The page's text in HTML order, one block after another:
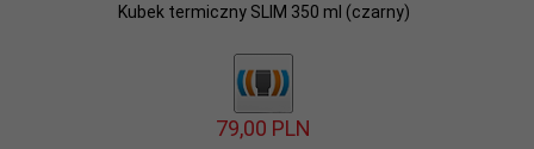
Kubek termiczny SLIM 350 ml (czarny)
79,00 PLN